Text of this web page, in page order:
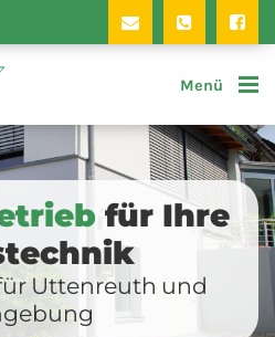
für Ihre
Uttenreuth und